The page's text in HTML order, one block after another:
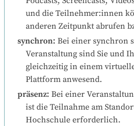
und die Teilnehmer:innen
anderen Zeitpunkt abrufen
synchron: Bei einer synchron
Veranstaltung sind Sie und
gleichzeitig in einem
Plattform anwesend.
präsenz: Bei einer
ist die Teilnahme am
Hochschule erforderlich.